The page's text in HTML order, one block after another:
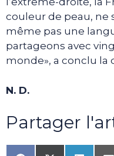
couleur de peau, ne
même pas une
partageons avec
monde», a conclu la
N. D.
Partager